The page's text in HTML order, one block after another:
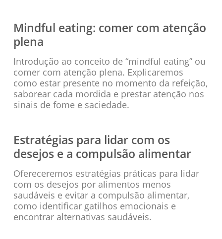
Mindful eating: comer com atenção
plena
Introdução ao conceito de “mindful eating” ou
comer com atenção plena. Explicaremos
como estar presente no momento da refeição,
saborear cada mordida e prestar atenção nos
sinais de fome e saciedade.
Estratégias para lidar com os
desejos e a compulsão alimentar
Ofereceremos estratégias práticas para lidar
com os desejos por alimentos menos
saudáveis e evitar a compulsão alimentar,
como identificar gatilhos emocionais e
encontrar alternativas saudáveis.